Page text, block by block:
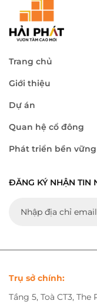
Trang chủ
Giới thiệu
Dự án
Quan hệ cổ đông
Phát triển bền vững
ĐĂNG KÝ NHẬN TIN
Trụ sở chính:
Tầng 5, Toà CT3,